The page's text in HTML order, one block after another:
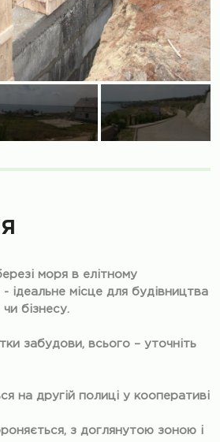
моря в елітному
ідеальне місце для будівництва
бізнесу.
забудови, всього – уточніть
на другій полиці у кооперативі
з доглянутою зоною і